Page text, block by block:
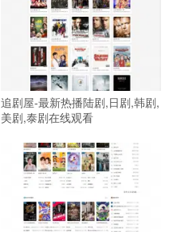
追剧屋-最新热播陆剧,日剧,韩剧,
美剧,泰剧在线观看